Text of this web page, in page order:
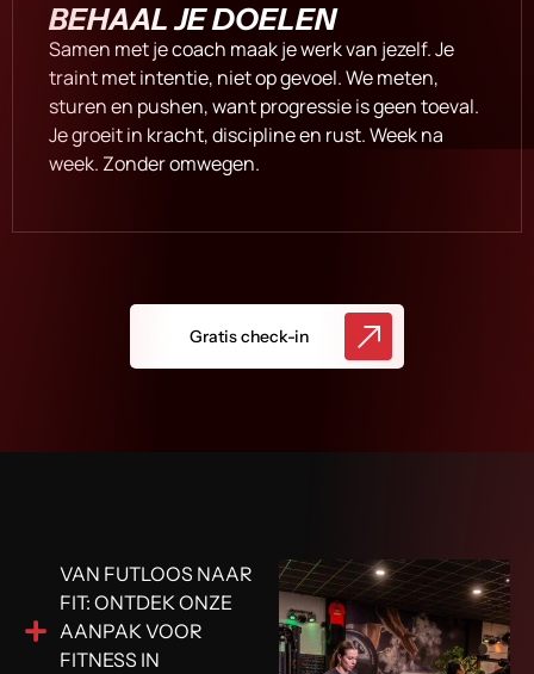
BEHAAL JE DOELEN
Samen met je coach maak je werk van jezelf. Je
traint met intentie, niet op gevoel. We meten,
sturen en pushen, want progressie is geen toeval.
Je groeit in kracht, discipline en rust. Week na
week. Zonder omwegen.
Gratis check-in
VAN FUTLOOS NAAR
FIT: ONTDEK ONZE
AANPAK VOOR
FITNESS IN